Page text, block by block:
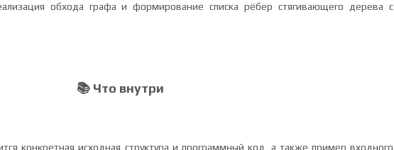
обхода графа и формирование списка рёбер стягивающего дерева с
📚 Что внутри
конкретная исходная структура и программный код, а также пример входного